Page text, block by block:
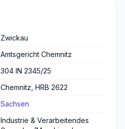
Zwickau
Amtsgericht Chemnitz
304 IN 2345/25
Chemnitz, HRB 2622
Sachsen
Industrie & Verarbeitendes